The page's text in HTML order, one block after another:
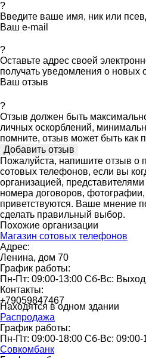
?
Введите ваше имя, ник или
Ваш e-mail
?
Оставьте адрес своей
получать уведомления о новых
Ваш отзыв
?
Отзыв должен быть
личных оскорблений,
помните, отзыв может быть как
Пожалуйста, напишите отзыв о
сотовых телефонов, если вы
организацией,
номера договоров,
приветствуются. Ваше мнение
сделать правильный выбор.
Похожие организации
Магазин сотовых телефонов
Адрес:
Ленина, дом 70
График работы:
Пн-Пт: 09:00-13:00 Сб-Вс:
Контакты:
+79059847467
Находятся в одном здании
Распродажа
График работы:
Пн-Пт: 09:00-18:00 Сб-Вс: 09:00-
Совкомбанк